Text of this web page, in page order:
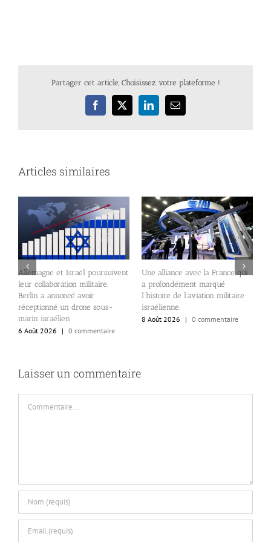
Partager cet article, Choisissez votre plateforme !
Facebook
X LinkedInEmail
Articles similaires
Allemagne et Israël poursuivent
leur collaboration militaire.
Berlin a annoncé avoir
réceptionné un drone sous-
marin israélien
6 Août 2026
| 0 commentaire
Une alliance avec la France qui
a profondément marqué
l’histoire de l’aviation militaire
israélienne.
8 Août 2026
| 0 commentaire
Laisser un commentaire